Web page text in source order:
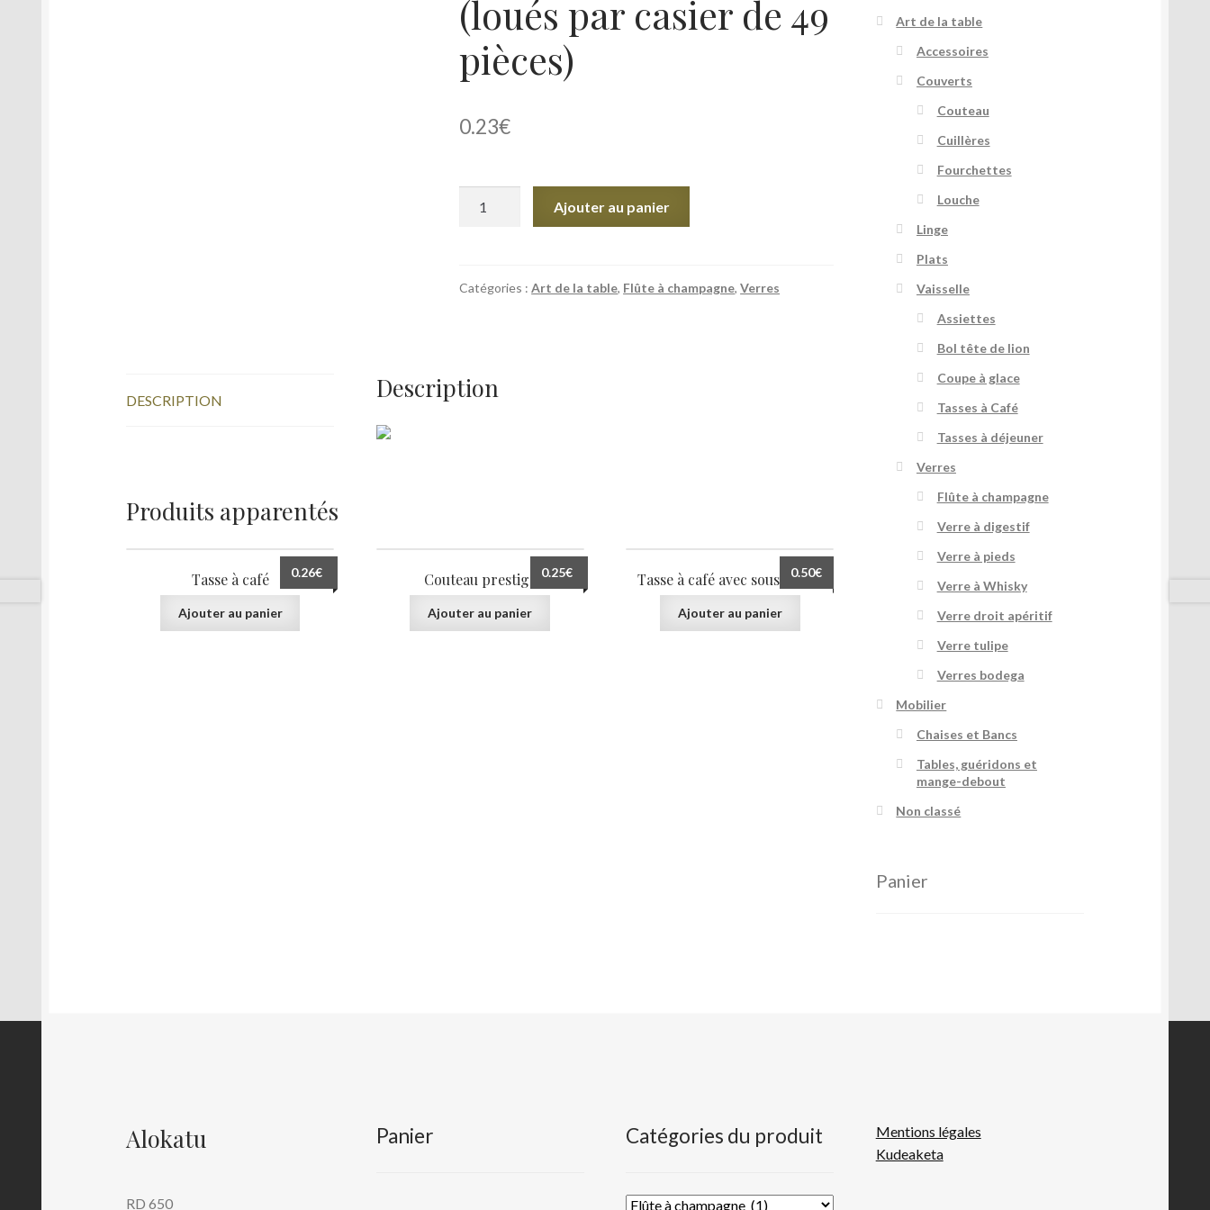
(loués par casier de 49
pièces)
0.23€
Champagne
de
49
Ajouter au panier
Catégories :Art de la table, Flûte à champagne,Verres
DESCRIPTION Description
Produits apparentés
Tasse à café 0.26€
Ajouter au panier
Couteau prestige 0.25€
Ajouter au panier
Tasse à café avec sous tasses
0.50€
Ajouter au panier
Art de la table
Accessoires
Couverts
Couteau
Cuillères
Fourchettes
Louche
Linge
Plats
Vaisselle
Assiettes
Bol tête de lion
Coupe à glace
Tasses à Café
Tasses à déjeuner
Verres
Flûte à champagne
Verre à digestif
Verre à pieds
Verre à Whisky
Verre droit apéritif
Verre tulipe
Verres bodega
Mobilier
Chaises et Bancs
Tables, guéridons et
mange-debout
Non classé
Panier
Alokatu
RD 650
Panier Catégories du produit
Mentions légales
Kudeaketa